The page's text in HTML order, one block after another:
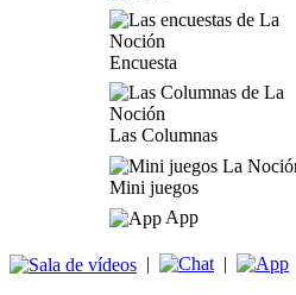
Encuesta
Las Columnas
Mini juegos
App
| |